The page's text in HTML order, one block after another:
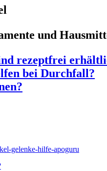
und
rezeptfrei
bei Durchfall?